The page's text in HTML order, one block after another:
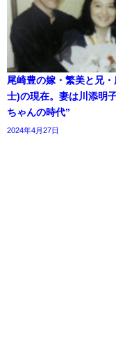
尾崎豊の嫁・繁美と兄
士)の現在。妻は川添明
ちゃんの時代”
2024年4月27日